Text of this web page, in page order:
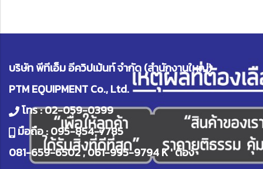
บริษัท พีทีเอ็ม อีควิปเม้นท์ จำกัด (สำนักงานใหญ่)
PTM EQUIPMENT Co., Ltd.
โทร :02-059-0399
มือถือ :095-854-7785
081-659-6502,061-995-9794K ' ต้อง